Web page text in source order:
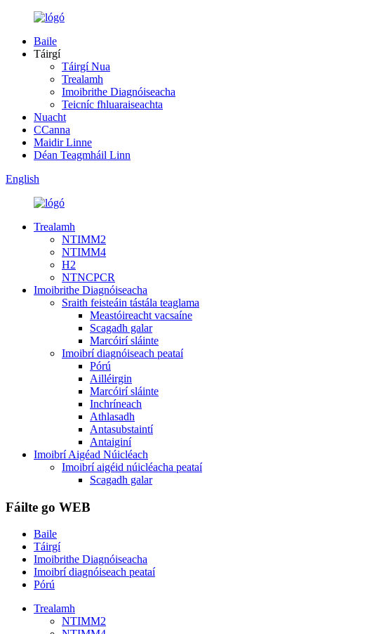
Baile
Táirgí
Táirgí Nua
Trealamh
Imoibrithe Diagnóiseacha
Teicníc fhluaraiseachta
Nuacht
CCanna
Maidir Linne
Déan Teagmháil Linn
English
Trealamh
NTIMM2
NTIMM4
H2
NTNCPCR
Imoibrithe Diagnóiseacha
Sraith feisteáin tástála teaglama
Meastóireacht vacsaíne
Scagadh galar
Marcóirí sláinte
Imoibrí diagnóiseach peataí
Pórú
Ailléirgin
Marcóirí sláinte
Inchríneach
Athlasadh
Antasubstaintí
Antaiginí
Imoibrí Aigéad Núicléach
Imoibrí aigéid núicléacha peataí
Scagadh galar
Fáilte go WEB
Baile
Táirgí
Imoibrithe Diagnóiseacha
Imoibrí diagnóiseach peataí
Pórú
Trealamh
NTIMM2